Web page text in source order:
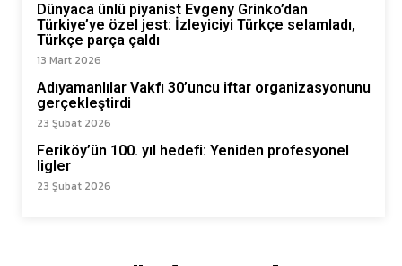
Dünyaca ünlü piyanist Evgeny Grinko’dan
Türkiye’ye özel jest: İzleyiciyi Türkçe selamladı,
Türkçe parça çaldı
13 Mart 2026
Adıyamanlılar Vakfı 30’uncu iftar organizasyonunu
gerçekleştirdi
23 Şubat 2026
Feriköy’ün 100. yıl hedefi: Yeniden profesyonel
ligler
23 Şubat 2026